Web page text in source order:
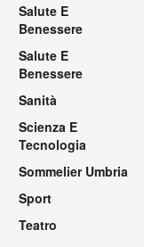
Salute E
Benessere
Salute E
Benessere
Sanità
Scienza E
Tecnologia
Sommelier Umbria
Sport
Teatro